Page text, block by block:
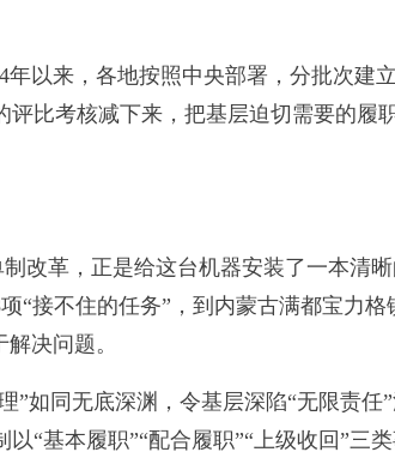
来，各地按照中央部署，分批次建
比考核减下来，把基层迫切需要的履
改革，正是给这台机器安装了一本清
“接不住的任务”，到内蒙古满都宝力格
决问题。
同无底深渊，令基层深陷“无限责任
“基本履职”“配合履职”“上级收回”三类